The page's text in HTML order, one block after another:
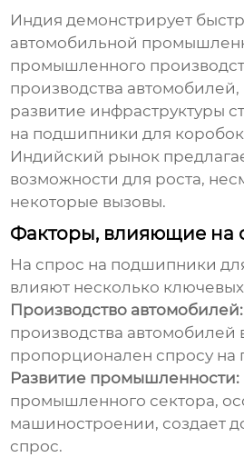
Индия демонстрирует
автомобильной
промышленного
производства
развитие инфраструктуры
на подшипники для
Индийский рынок
возможности для роста,
некоторые вызовы.
Факторы, влияющие на
На спрос на подшипники
влияют несколько
Производство автомобилей:
производства
пропорционален спросу на
Развитие промышленности:
промышленного сектора,
машиностроении, создает
спрос.